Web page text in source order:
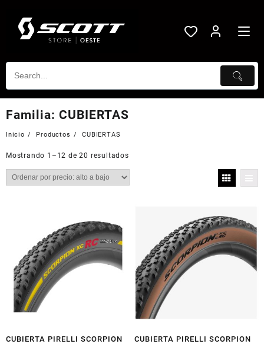
contenido
Familia: CUBIERTAS
Inicio Productos CUBIERTAS
Mostrando 1–12 de 20 resultados
CUBIERTA PIRELLI SCORPION
CUBIERTA PIRELLI SCORPION